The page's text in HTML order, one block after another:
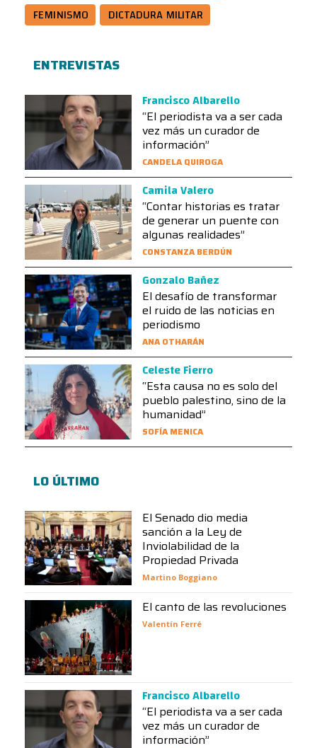
FEMINISMO
DICTADURA MILITAR
ENTREVISTAS
Francisco Albarello
“El periodista va a ser cada
vez más un curador de
información”
CANDELA QUIROGA
Camila Valero
“Contar historias es tratar
de generar un puente con
algunas realidades”
CONSTANZA BERDÚN
Gonzalo Bañez
El desafío de transformar
el ruido de las noticias en
periodismo
ANA OTHARÁN
Celeste Fierro
“Esta causa no es solo del
pueblo palestino, sino de la
humanidad”
SOFÍA MENICA
LO ÚLTIMO
El Senado dio media
sanción a la Ley de
Inviolabilidad de la
Propiedad Privada
Martino Boggiano
El canto de las revoluciones
Valentín Ferré
Francisco Albarello
“El periodista va a ser cada
vez más un curador de
información”